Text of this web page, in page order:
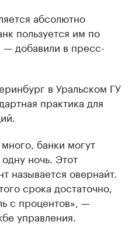
абсолютно
пользуется им по
добавили в пресс-
в Уральском ГУ
практика для
банки могут
ночь. Этот
называется овернайт.
срока достаточно,
с процентов», —
управления.